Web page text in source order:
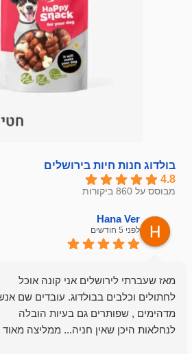
בולדוג חנות חיות בירושלים
4.8
מבוסס על 860 ביקורות
Hana Ver
לפני 5 חודשים
מאז שעברתי לירושלים אני קונה אוכל
לחתולים וכלבים בבולדוג. עובדים שם
מדהימים , שפותרים גם בעיות הובלה
לנחלאות היכן שאין חניה... ממליצה מאוד